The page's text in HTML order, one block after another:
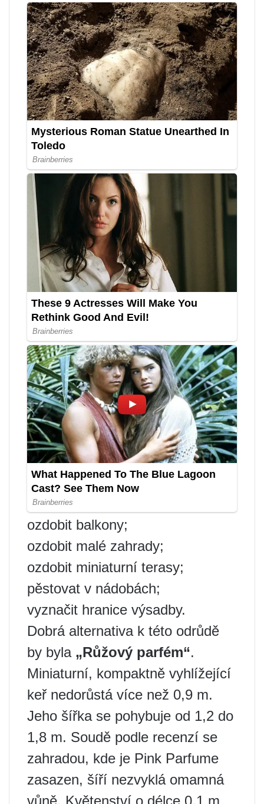
ozdobit balkony;
ozdobit malé zahrady;
ozdobit miniaturní terasy;
pěstovat v nádobách;
vyznačit hranice výsadby.
Dobrá alternativa k této odrůdě
by byla „Růžový parfém“.
Miniaturní, kompaktně vyhlížející
keř nedorůstá více než 0,9 m.
Jeho šířka se pohybuje od 1,2 do
1,8 m. Soudě podle recenzí se
zahradou, kde je Pink Parfume
zasazen, šíří nezvyklá omamná
vůně. Květenství o délce 0,1 m